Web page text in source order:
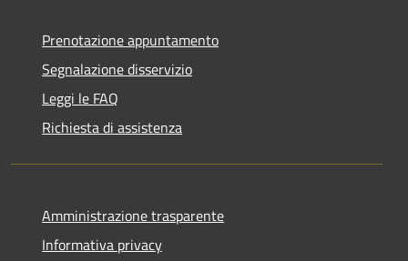
Prenotazione appuntamento
Segnalazione disservizio
Leggi le FAQ
Richiesta di assistenza
Amministrazione trasparente
Informativa privacy